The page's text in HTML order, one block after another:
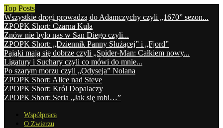
Top Posts
Wszystkie drogi prowadzą do Adamczychy czyli „1670” sezon...
ZPOPK Short: Czarna Kula
Znów nie było nas w San Diego czyli...
ZPOPK Short: „Dziennik Panny Służącej” i „Fjord”
Pająki mają się dobrze czyli „Spider-Man: Całkiem nowy...
Ligatury i Suchary czyli co mówi do mnie...
Po szarym morzu czyli „Odyseja” Nolana
ZPOPK Short: Alice nad Steve
ZPOPK Short: Król Dopalaczy
ZPOPK Short: Seria „Jak się robi…”
Współpraca
O Zwierzu